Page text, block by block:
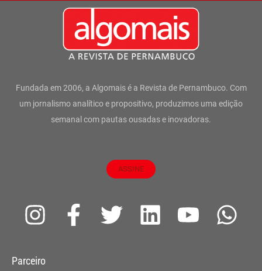
Fundada em 2006, a Algomais é a Revista de Pernambuco. Com
um jornalismo analítico e propositivo, produzimos uma edição
semanal com pautas ousadas e inovadoras.
ASSINE
I
s
F
a
T
L
Y
W
Parceiro